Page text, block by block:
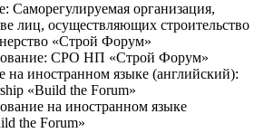
Саморегулируемая организация,
лиц, осуществляющих строительство
«Строй Форум»
СРО НП «Строй Форум»
на иностранном языке (английский):
«Build the Forum»
на иностранном языке
the Forum»